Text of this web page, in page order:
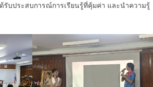
รับประสบการณ์การเรียนรู้ที่คุ้มค่า และนำความรู้